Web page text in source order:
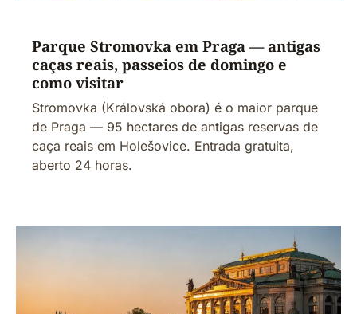
Parque Stromovka em Praga — antigas
caças reais, passeios de domingo e
como visitar
Stromovka (Královská obora) é o maior parque
de Praga — 95 hectares de antigas reservas de
caça reais em Holešovice. Entrada gratuita,
aberto 24 horas.